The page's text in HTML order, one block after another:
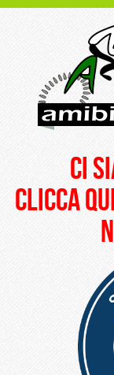
ci
clicca